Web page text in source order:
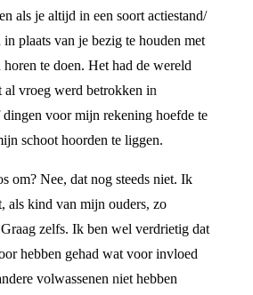
als je altijd in een soort actiestand/
in plaats van je bezig te houden met
te doen. Het had de wereld
al vroeg werd betrokken in
voor mijn rekening hoefde te
schoot hoorden te liggen.
om? Nee, dat nog steeds niet. Ik
als kind van mijn ouders, zo
zelfs. Ik ben wel verdrietig dat
hebben gehad wat voor invloed
volwassenen niet hebben